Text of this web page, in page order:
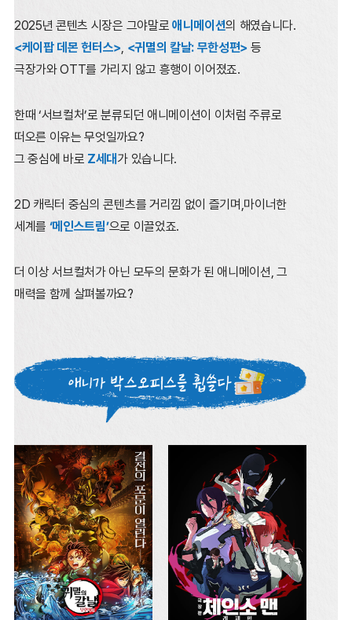
2025년 콘텐츠 시장은 그야말로 애니메이션의 해였습니다.
<케이팝 데몬 헌터스>, <귀멸의 칼날: 무한성편> 등
극장가와 OTT를 가리지 않고 흥행이 이어졌죠.
한때 ‘서브컬처’로 분류되던 애니메이션이 이처럼 주류로
떠오른 이유는 무엇일까요?
그 중심에 바로 Z세대가 있습니다.
2D 캐릭터 중심의 콘텐츠를 거리낌 없이 즐기며,마이너한
세계를 ‘메인스트림’으로 이끌었죠.
더 이상 서브컬처가 아닌 모두의 문화가 된 애니메이션,그
매력을 함께 살펴볼까요?